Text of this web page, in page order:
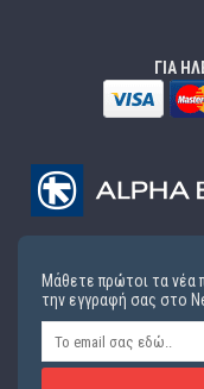
ΓΙΑ
Μάθετε πρώτοι τα νέα
την εγγραφή σας στο